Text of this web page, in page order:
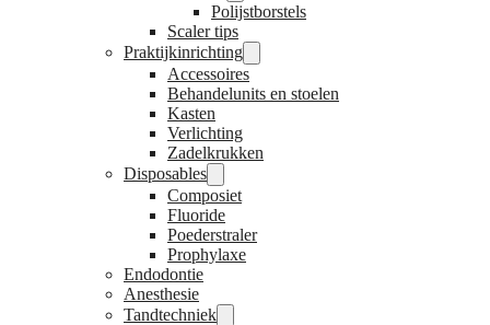
Polijstborstels
Scaler tips
Praktijkinrichting
Accessoires
Behandelunits en stoelen
Kasten
Verlichting
Zadelkrukken
Disposables
Composiet
Fluoride
Poederstraler
Prophylaxe
Endodontie
Anesthesie
Tandtechniek